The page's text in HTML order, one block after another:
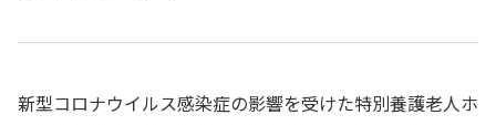
新型コロナウイルス感染症の影響を受けた特別養護老人ホ